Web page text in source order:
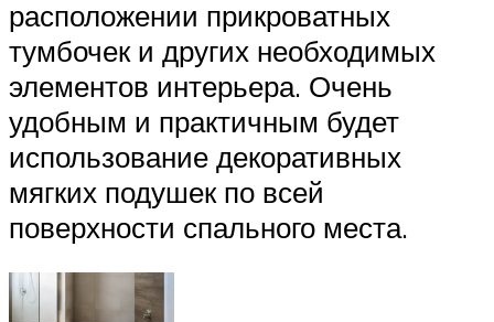
расположении прикроватных
тумбочек и других необходимых
элементов интерьера. Очень
удобным и практичным будет
использование декоративных
мягких подушек по всей
поверхности спального места.